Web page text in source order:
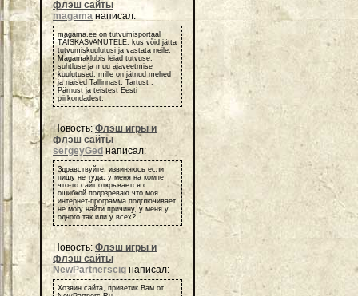
флэш сайты
magama написал:
magama.ee on tutvumisportaal
TÄISKASVANUTELE, kus võid jätta
tutvumiskuulutusi ja vastata neile.
Magamaklubis leiad tutvuse,
suhtluse ja muu ajaveetmise
kuulutused, mille on jätnud mehed
ja naised Tallinnast, Tartust ,
Pärnust ja teistest Eesti
piirkondadest.
Новость:Флэш игры и
флэш сайты
sergeyGedнаписал:
Здравствуйте, извиняюсь если
пишу не туда, у меня на компе
что-то сайт открывается с
ошибкой подозреваю что моя
интернет-программа подглючивает
не могу найти причину, у меня у
одного так или у всех?
Новость: Флэш игры и
флэш сайты
NewPartnerscig написал:
Хозяин сайта, приветик Вам от